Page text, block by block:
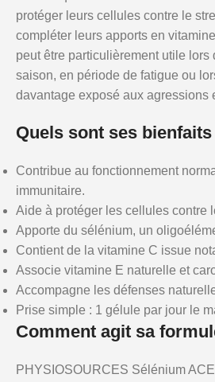
protéger leurs cellules contre le
compléter leurs apports en
peut être particulièrement utile lors
saison, en période de fatigue ou
davantage exposé aux agressions
Quels sont ses bienfaits
Contribue au fonctionnement
immunitaire.
Aide à protéger les cellules contre
Apporte du sélénium, un
Contient de la vitamine C issue
Associe vitamine E naturelle et
Accompagne les défenses
Prise simple : 1 gélule par jour le
Comment agit sa
PHYSIOSOURCES Sélénium